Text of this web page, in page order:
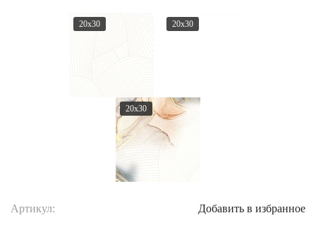
20x30 20x30
20x30
Артикул: Добавить в избранное